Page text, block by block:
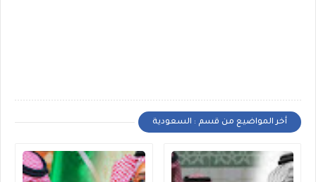
أخر المواضيع من قسم : السعودية